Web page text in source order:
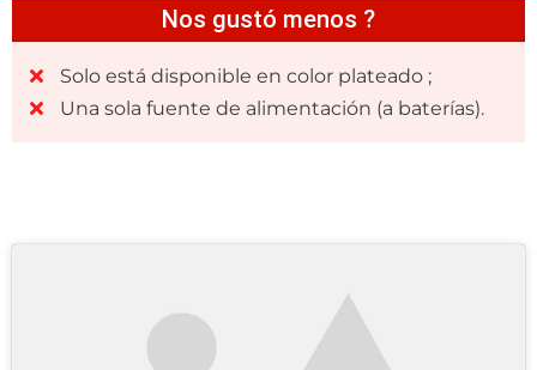
Nos gustó menos ?
Solo está disponible en color plateado ;
Una sola fuente de alimentación (a baterías).